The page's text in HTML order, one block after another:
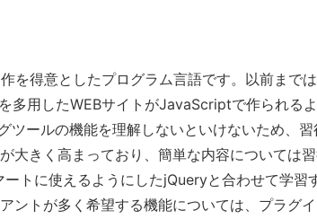
を得意としたプログラム言語です。以前まで
用したWEBサイトがJavaScriptで作られる
ツールの機能を理解しないといけないため、
大きく高まっており、簡単な内容については
トに使えるようにしたjQueryと合わせて学習
ントが多く希望する機能については、プラグ